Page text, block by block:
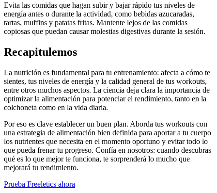
Evita las comidas que hagan subir y bajar rápido tus niveles de
energía antes o durante la actividad, como bebidas azucaradas,
tartas, muffins y patatas fritas. Mantente lejos de las comidas
copiosas que puedan causar molestias digestivas durante la sesión.
Recapitulemos
La nutrición es fundamental para tu entrenamiento: afecta a cómo te
sientes, tus niveles de energía y la calidad general de tus workouts,
entre otros muchos aspectos. La ciencia deja clara la importancia de
optimizar la alimentación para potenciar el rendimiento, tanto en la
colchoneta como en la vida diaria.
Por eso es clave establecer un buen plan. Aborda tus workouts con
una estrategia de alimentación bien definida para aportar a tu cuerpo
los nutrientes que necesita en el momento oportuno y evitar todo lo
que pueda frenar tu progreso. Confía en nosotros: cuando descubras
qué es lo que mejor te funciona, te sorprenderá lo mucho que
mejorará tu rendimiento.
Prueba Freeletics ahora